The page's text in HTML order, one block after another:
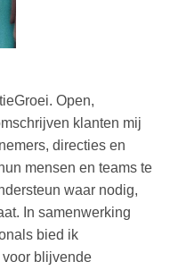
Open,
klanten mij
directies en
mensen en teams te
waar nodig,
In samenwerking
bied ik
voor blijvende